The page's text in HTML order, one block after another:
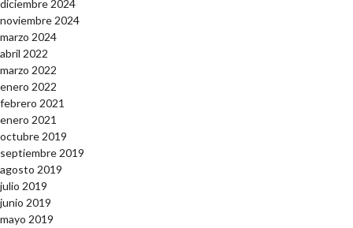
diciembre 2024
noviembre 2024
marzo 2024
abril 2022
marzo 2022
enero 2022
febrero 2021
enero 2021
octubre 2019
septiembre 2019
agosto 2019
julio 2019
junio 2019
mayo 2019